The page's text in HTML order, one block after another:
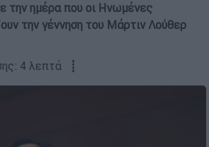
την ημέρα που οι Ηνωμένες
την γέννηση του Μάρτιν Λούθερ
4 λεπτά ┋